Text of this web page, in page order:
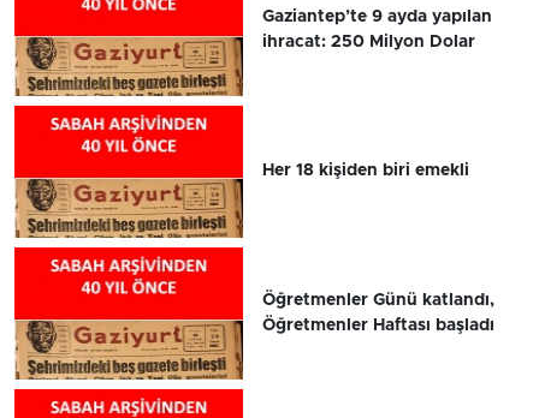
Gaziantep’te 9 ayda yapılan
ihracat: 250 Milyon Dolar
Her 18 kişiden biri emekli
Öğretmenler Günü katlandı,
Öğretmenler Haftası başladı